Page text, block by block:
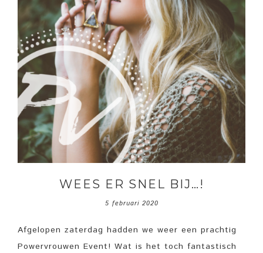
WEES ER SNEL BIJ…!
5 februari 2020
Afgelopen zaterdag hadden we weer een prachtig
Powervrouwen Event! Wat is het toch fantastisch